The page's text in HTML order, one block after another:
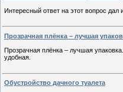
Интересный ответ на этот вопрос
Прозрачная плёнка – лучшая
Прозрачная плёнка – лучшая
удобная.
Обустройство дачного туалета